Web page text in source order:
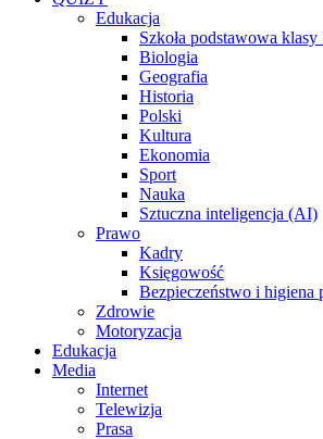
Edukacja
Szkoła podstawowa klasy
Biologia
Geografia
Historia
Polski
Kultura
Ekonomia
Sport
Nauka
Sztuczna inteligencja (AI)
Prawo
Kadry
Księgowość
Bezpieczeństwo i higiena
Zdrowie
Motoryzacja
Edukacja
Media
Internet
Telewizja
Prasa